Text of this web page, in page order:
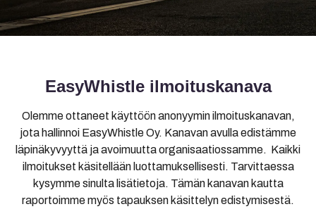
EasyWhistle ilmoituskanava
Olemme ottaneet käyttöön anonyymin ilmoituskanavan,
jota hallinnoi EasyWhistle Oy. Kanavanavulla edistämme
läpinäkyvyyttä ja avoimuutta organisaatiossamme. Kaikki
ilmoitukset käsitellään luottamuksellisesti. Tarvittaessa
kysymme sinulta lisätietoja. Tämän kanavan kautta
raportoimme myös tapauksen käsittelyn edistymisestä.